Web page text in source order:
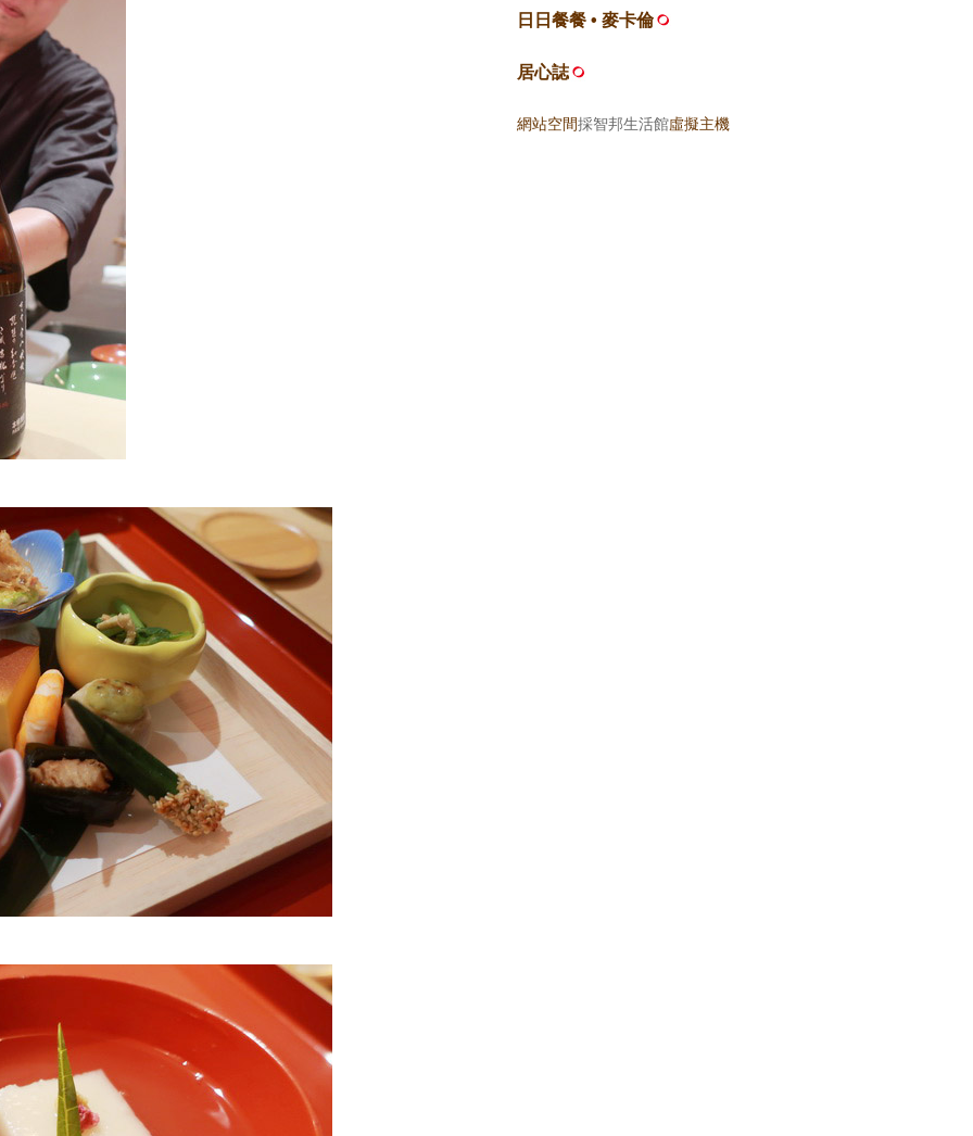
日日餐餐 • 麥卡倫
居心誌
網站空間採智邦生活館虛擬主機